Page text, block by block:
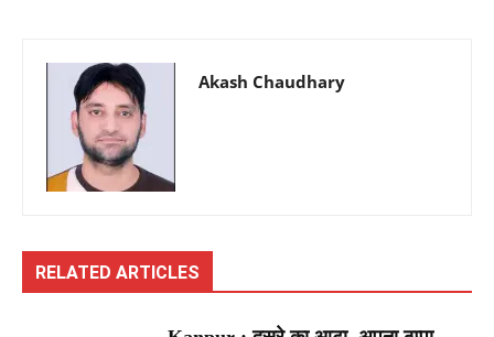
Akash Chaudhary
RELATED ARTICLES